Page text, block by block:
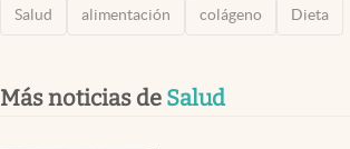
Salud alimentación colágeno Dieta
Más noticias de Salud